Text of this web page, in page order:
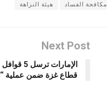
مكافحة الفساد هيئة النزاهة
Next Post
الإمارات
قطاع غزة ضمن عملية